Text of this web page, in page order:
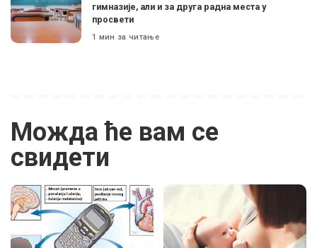
гимназије, али и за друга радна места у
просвети
1 мин за читање
Можда ће вам се
свидети